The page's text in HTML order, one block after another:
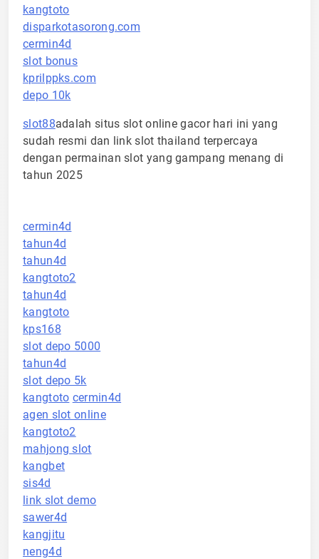
kangtoto
disparkotasorong.com
cermin4d
slot bonus
kprilppks.com
depo 10k
slot88adalah situs slot online gacor hari ini yang
sudah resmi dan link slot thailand terpercaya
dengan permainan slot yang gampang menang di
tahun 2025
cermin4d
tahun4d
tahun4d
kangtoto2
tahun4d
kangtoto
kps168
slot depo 5000
tahun4d
slot depo 5k
kangtoto cermin4d
agen slot online
kangtoto2
mahjong slot
kangbet
sis4d
link slot demo
sawer4d
kangjitu
neng4d